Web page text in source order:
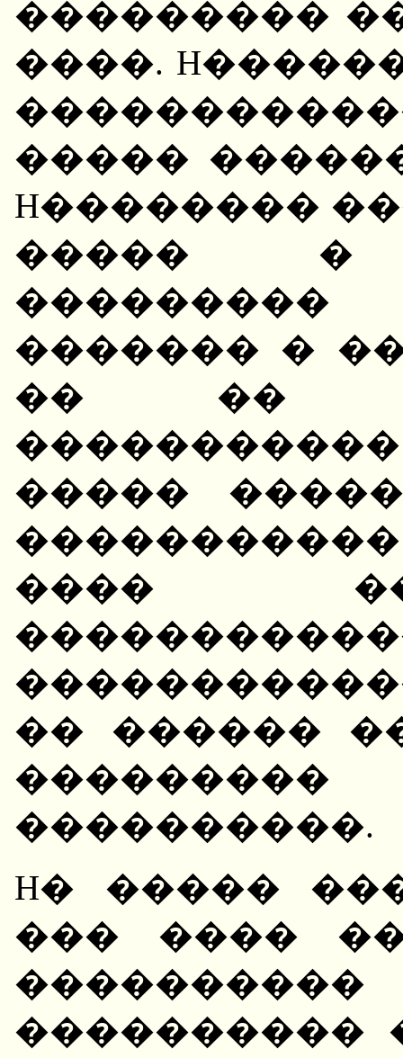
���������
����.
�����
H��������
����� �
���������
������� �
�� ��
�����
����
�� ������
����������.
H� �����
��� ����
����������